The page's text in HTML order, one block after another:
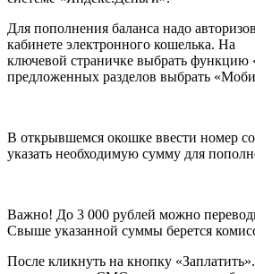
Для пополнения баланса надо
кабинете электронного кошелька. На
ключевой страничке выбрать функцию
предложенных разделов выбрать
В открывшемся окошке ввести номер
указать необходимую сумму для
Важно! До 3 000 рублей можно
Свыше указанной суммы берется
После кликнуть на кнопку